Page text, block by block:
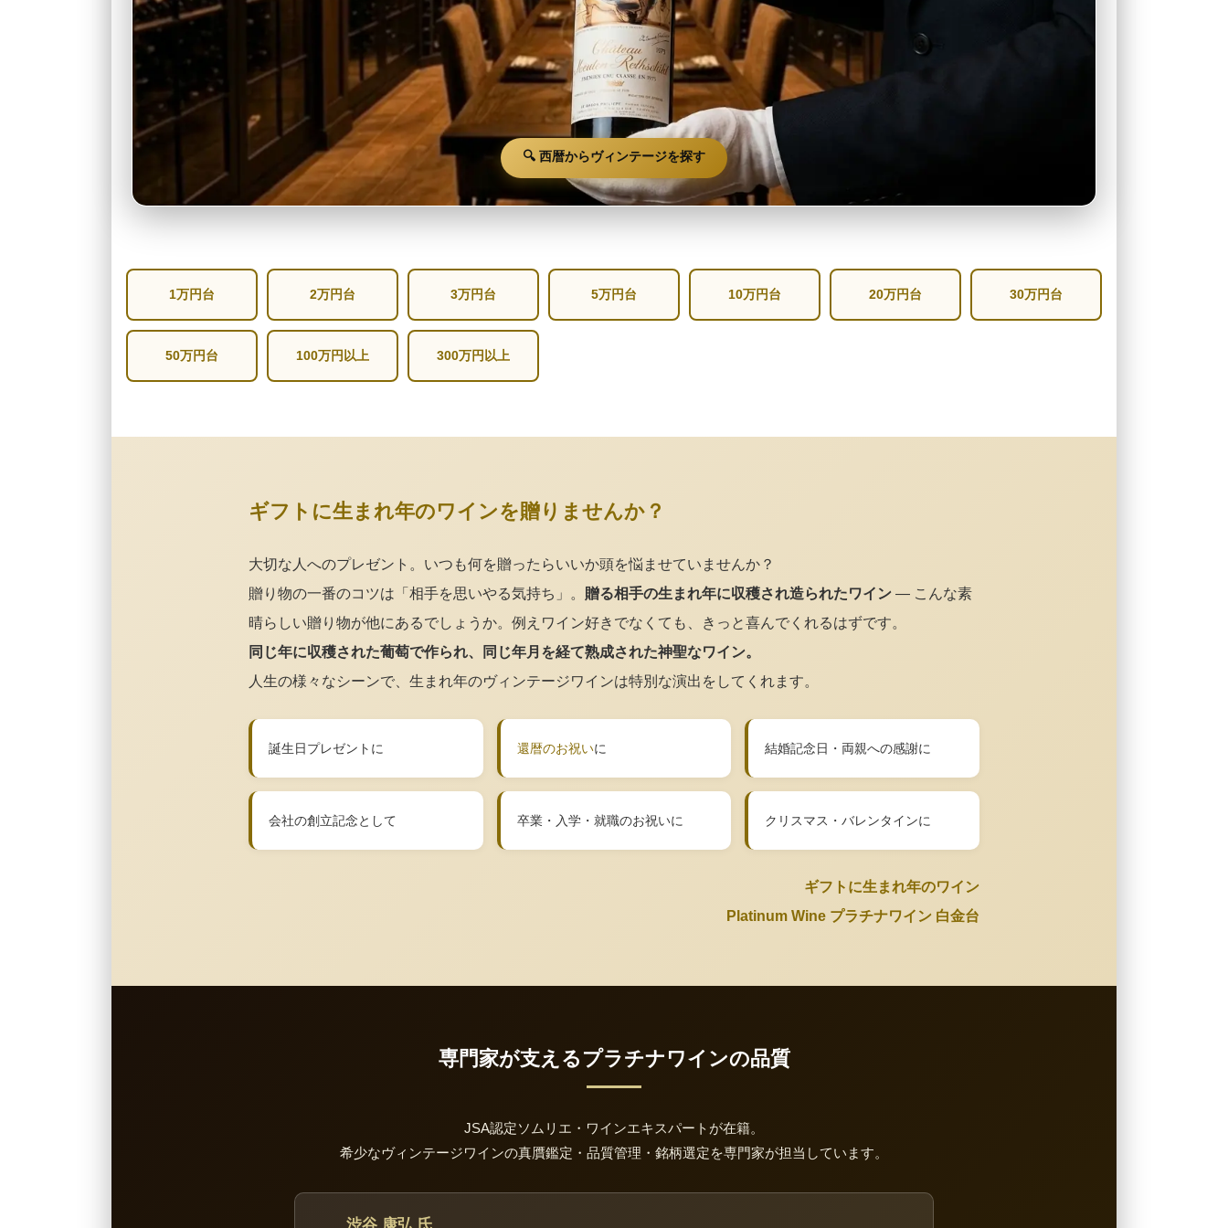
🔍 西暦からヴィンテージを探す
1万円台 2万円台 3万円台 5万円台 10万円台 20万円台 30万円台
50万円台 100万円以上 300万円以上
ギフトに生まれ年のワインを贈りませんか？
大切な人へのプレゼント。いつも何を贈ったらいいか頭を悩ませていませんか？
贈り物の一番のコツは「相手を思いやる気持ち」。 贈る相手の生まれ年に収穫され造られたワイン — こんな素
晴らしい贈り物が他にあるでしょうか。例えワイン好きでなくても、きっと喜んでくれるはずです。
同じ年に収穫された葡萄で作られ、同じ年月を経て熟成された神聖なワイン。
人生の様々なシーンで、生まれ年のヴィンテージワインは特別な演出をしてくれます。
誕生日プレゼントに 還暦のお祝いに 結婚記念日・両親への感謝に
会社の創立記念として 卒業・入学・就職のお祝いに クリスマス・バレンタインに
ギフトに生まれ年のワイン
Platinum Wine プラチナワイン 白金台
専門家が支えるプラチナワインの品質
JSA認定ソムリエ・ワインエキスパートが在籍。
希少なヴィンテージワインの真贋鑑定・品質管理・銘柄選定を専門家が担当しています。